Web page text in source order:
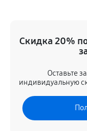
Скидка 20%
Оставьте
индивидуальную